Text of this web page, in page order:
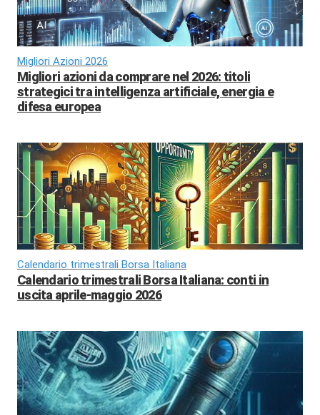
Migliori Azioni 2026
Migliori azioni da comprare nel 2026: titoli
strategici tra intelligenza artificiale, energia e
difesa europea
Calendario trimestrali Borsa Italiana
Calendario trimestrali Borsa Italiana: conti in
uscita aprile-maggio 2026